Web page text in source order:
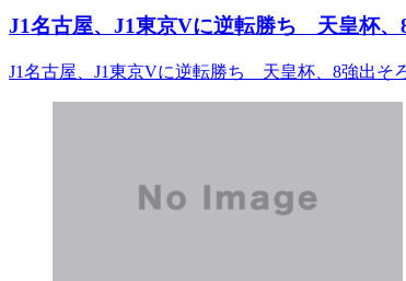
J1名古屋、J1東京Vに逆転勝ち 天皇杯、
J1名古屋、J1東京Vに逆転勝ち 天皇杯、8強出そ